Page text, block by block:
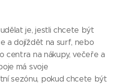
je, jestli chcete být
a dojíždět na surf, nebo
centra na nákupy, večeře a
má svoje
sezónu, pokud chcete být